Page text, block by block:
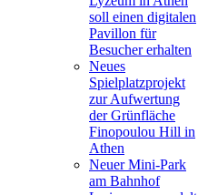
soll einen digitalen
Pavillon für
Besucher erhalten
Neues
Spielplatzprojekt
zur Aufwertung
der Grünfläche
Finopoulou Hill in
Athen
Neuer Mini-Park
am Bahnhof